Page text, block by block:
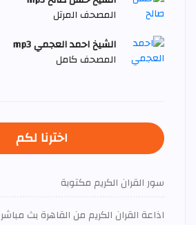
المصحف المرتل
الشيخ احمد العجمي mp3
المصحف كامل
اخترنا لكم
سور القران الكريم مكتوبة
اذاعة القران الكريم من القاهرة بث مباشر